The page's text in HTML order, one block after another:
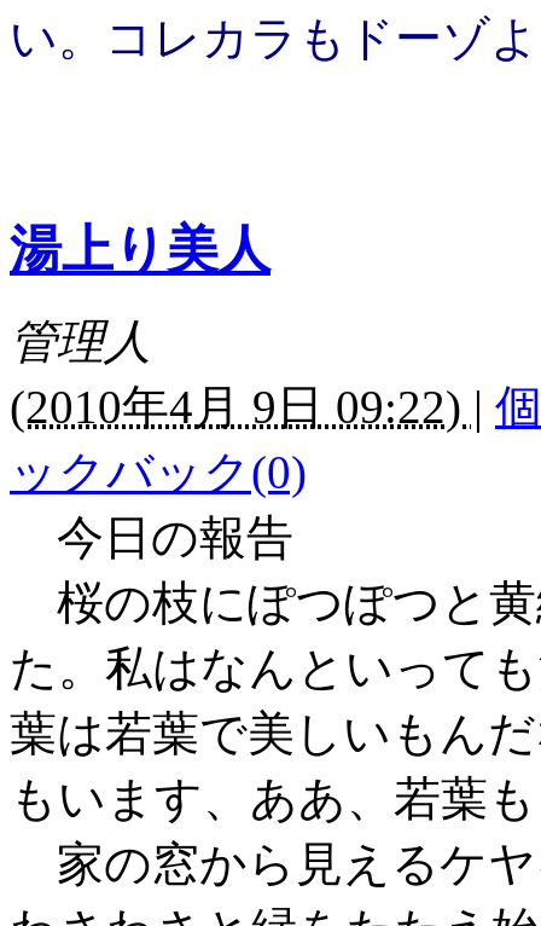
い。コレカラもドーゾ
湯上り美人
管理人
(2010年4月 9日 09:22) |
ックバック(0)
今日の報告
桜の枝にぽつぽつと
た。私はなんといって
葉は若葉で美しいもん
もいます、ああ、若葉
家の窓から見えるケ